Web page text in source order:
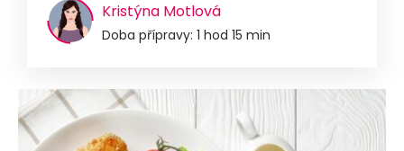
Kristýna Motlová
Doba přípravy: 1 hod 15 min